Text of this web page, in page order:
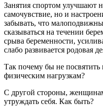
Занятия спортом улучшают
самочувствие, но и
забывать, что
сказываться на течении
срыва беременности,
слабо развивается родовая
Так почему бы не посвятить
физическим нагрузкам?
С другой стороны,
утруждать себя. Как быть?